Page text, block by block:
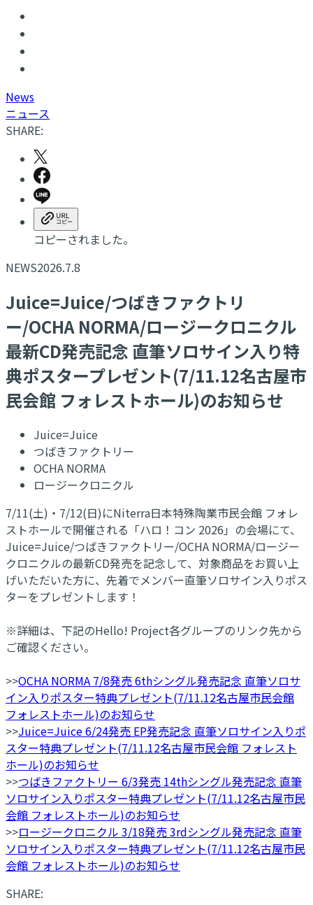
News
ニュース
SHARE:
コピーされました。
NEWS2026.7.8
Juice=Juice/つばきファクトリ
ー/OCHA NORMA/ロージークロニクル
最新CD発売記念 直筆ソロサイン入り特
典ポスタープレゼント(7/11.12名古屋市
民会館 フォレストホール)のお知らせ
Juice=Juice
つばきファクトリー
OCHA NORMA
ロージークロニクル
7/11(土)・7/12(日)にNiterra日本特殊陶業市民会館 フォレ
ストホールで開催される「ハロ！コン 2026」の会場にて、
Juice=Juice/つばきファクトリー/OCHA NORMA/ロージー
クロニクルの最新CD発売を記念して、対象商品をお買い上
げいただいた方に、先着でメンバー直筆ソロサイン入りポス
ターをプレゼントします！
※詳細は、下記のHello! Project各グループのリンク先から
ご確認ください。
>>OCHA NORMA 7/8発売 6thシングル発売記念 直筆ソロサ
イン入りポスター特典プレゼント(7/11.12名古屋市民会館
フォレストホール)のお知らせ
>>Juice=Juice 6/24発売 EP発売記念 直筆ソロサイン入りポ
スター特典プレゼント(7/11.12名古屋市民会館 フォレスト
ホール)のお知らせ
>>つばきファクトリー 6/3発売 14thシングル発売記念 直筆
ソロサイン入りポスター特典プレゼント(7/11.12名古屋市民
会館 フォレストホール)のお知らせ
>>ロージークロニクル 3/18発売 3rdシングル発売記念 直筆
ソロサイン入りポスター特典プレゼント(7/11.12名古屋市民
会館 フォレストホール)のお知らせ
SHARE: